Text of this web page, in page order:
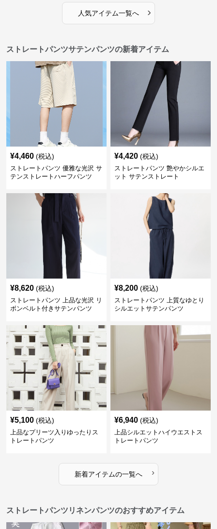
人気アイテム一覧へ ›
ストレートパンツサテンパンツの新着アイテム
¥4,460 (税込)
ストレートパンツ 優雅な光沢 サ
テンストレートハーフパンツ
¥4,420 (税込)
ストレートパンツ 艶やかシルエ
ット サテンストレート
¥8,620 (税込)
ストレートパンツ 上品な光沢 リ
ボンベルト付きサテンパンツ
¥8,200 (税込)
ストレートパンツ 上質なゆとり
シルエットサテンパンツ
¥5,100 (税込)
上品なプリーツ入りゆったりス
トレートパンツ
¥6,940 (税込)
上品シルエットハイウエストス
トレートパンツ
新着アイテムの一覧へ ›
ストレートパンツリネンパンツのおすすめアイテム